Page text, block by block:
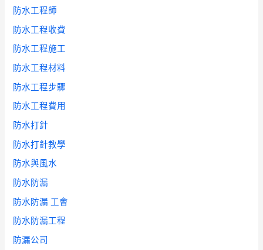
防水工程師
防水工程收費
防水工程施工
防水工程材料
防水工程步驟
防水工程費用
防水打針
防水打針教學
防水與風水
防水防漏
防水防漏 工會
防水防漏工程
防漏公司